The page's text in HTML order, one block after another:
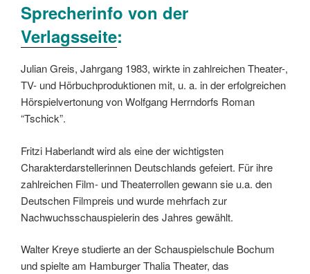
Sprecherinfo von der
Verlagsseite:
Julian Greis, Jahrgang 1983, wirkte in zahlreichen Theater-,
TV- und Hörbuchproduktionen mit, u. a. in der erfolgreichen
Hörspielvertonung von Wolfgang Herrndorfs Roman
“Tschick”.
Fritzi Haberlandt wird als eine der wichtigsten
Charakterdarstellerinnen Deutschlands gefeiert. Für ihre
zahlreichen Film- und Theaterrollen gewann sie u.a. den
Deutschen Filmpreis und wurde mehrfach zur
Nachwuchsschauspielerin des Jahres gewählt.
Walter Kreye studierte an der Schauspielschule Bochum
und spielte am Hamburger Thalia Theater, das